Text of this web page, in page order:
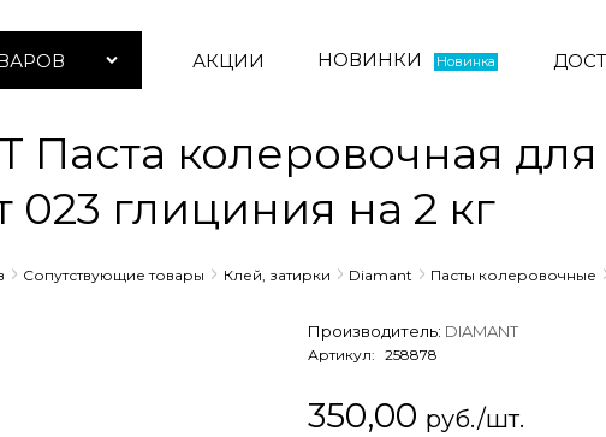
АКЦИИ НОВИНКИ Новинка
Паста колеровочная
глициния на 2 кг
Сопутствующие товары Клей, затирки Diamant Пасты колеровочные
Производитель: DIAMANT
Артикул: 258878
350,00 руб./шт.